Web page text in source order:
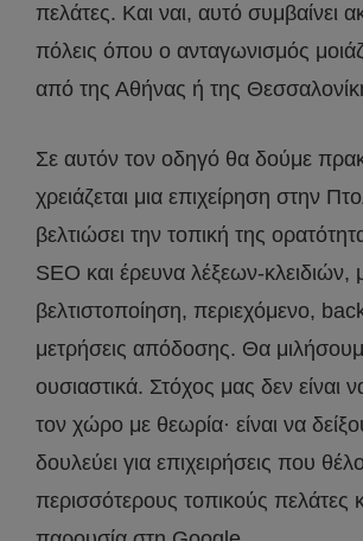
πελάτες. Και ναι, αυτό συμβαίνει
πόλεις όπου ο ανταγωνισμός
από της Αθήνας ή της
Σε αυτόν τον οδηγό θα δούμε
χρειάζεται μια επιχείρηση στην
βελτιώσει την τοπική της
SEO και έρευνα λέξεων-κλειδιών,
βελτιστοποίηση, περιεχόμενο,
μετρήσεις απόδοσης. Θα
ουσιαστικά. Στόχος μας δεν είναι
τον χώρο με θεωρία· είναι να
δουλεύει για επιχειρήσεις που
περισσότερους τοπικούς πελάτες